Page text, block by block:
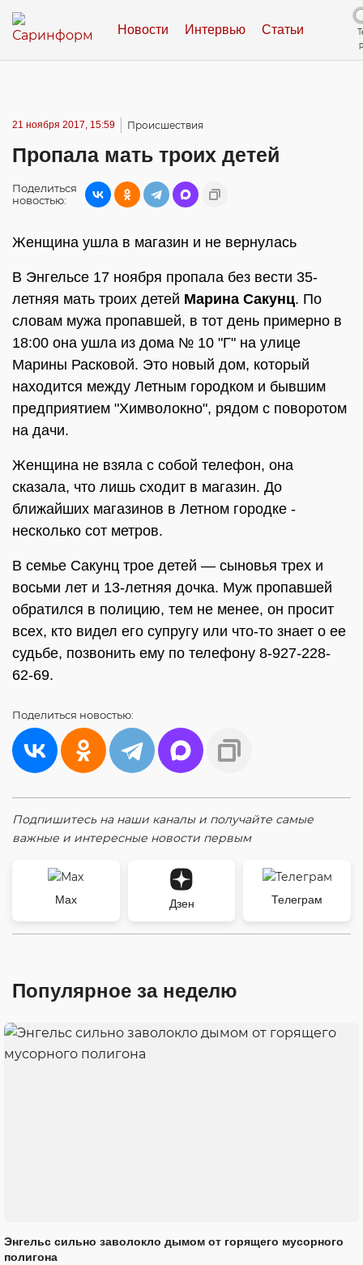
Новости Интервью Статьи
21 ноября 2017, 15:59 Происшествия
Пропала мать троих детей
Поделиться
новостью:
Женщина ушла в магазин и не вернулась
В Энгельсе 17 ноября пропала без вести 35-
летняя мать троих детей Марина Сакунц. По
словам мужа пропавшей, в тот день примерно в
18:00 она ушла из дома № 10 "Г" на улице
Марины Расковой. Это новый дом, который
находится между Летным городком и бывшим
предприятием "Химволокно", рядом с поворотом
на дачи.
Женщина не взяла с собой телефон, она
сказала, что лишь сходит в магазин. До
ближайших магазинов в Летном городке -
несколько сот метров.
В семье Сакунц трое детей — сыновья трех и
восьми лет и 13-летняя дочка. Муж пропавшей
обратился в полицию, тем не менее, он просит
всех, кто видел его супругу или что-то знает о ее
судьбе, позвонить ему по телефону 8-927-228-
62-69.
Поделиться новостью:
Подпишитесь на наши каналы и получайте самые
важные и интересные новости первым
Max Дзен Телеграм
Популярное за неделю
Энгельс сильно заволокло дымом от горящего мусорного
полигона